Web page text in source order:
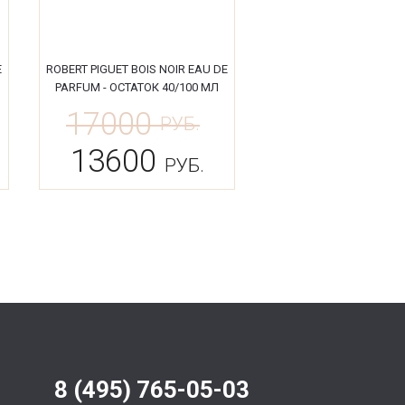
ROBERT PIGUET BOIS NOIR EAU DE
PARFUM - ОСТАТОК 40/100 МЛ
17000РУБ.
13600 РУБ.
8 (495) 765-05-03